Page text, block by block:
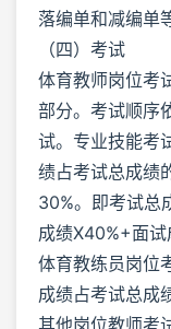
落编单和减编单
（四）考试
体育教师岗位考
部分。考试顺序
试。专业技能考
绩占考试总成绩
30%。即考试总
成绩X40%+面试
体育教练员岗位
成绩占考试总成
其他岗位教师考